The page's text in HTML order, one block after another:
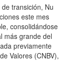
transición, Nu
este mes
consolidándose
más grande del
previamente
Valores (CNBV),